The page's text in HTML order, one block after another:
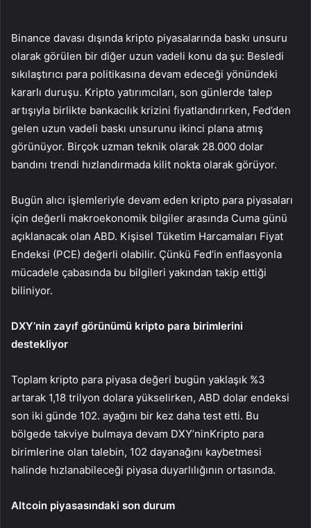
Binance davası dışında kripto piyasalarında baskı unsuru
olarak görülen bir diğer uzun vadeli konu da şu: Besledi
sıkılaştırıcı para politikasına devam edeceği yönündeki
kararlı duruşu. Kripto yatırımcıları, son günlerde talep
artışıyla birlikte bankacılık krizini fiyatlandırırken, Fed’den
gelen uzun vadeli baskı unsurunu ikinci plana atmış
görünüyor. Birçok uzman teknik olarak 28.000 dolar
bandını trendi hızlandırmada kilit nokta olarak görüyor.
Bugün alıcı işlemleriyle devam eden kripto para piyasaları
için değerli makroekonomik bilgiler arasında Cuma günü
açıklanacak olan ABD. Kişisel Tüketim Harcamaları Fiyat
Endeksi (PCE) değerli olabilir. Çünkü Fed’in enflasyonla
mücadele çabasında bu bilgileri yakından takip ettiği
biliniyor.
DXY’nin zayıf görünümü kripto para birimlerini
destekliyor
Toplam kripto para piyasa değeri bugün yaklaşık %3
artarak 1,18 trilyon dolara yükselirken, ABD dolar endeksi
son iki günde 102. ayağını bir kez daha test etti. Bu
bölgede takviye bulmaya devam DXY’ninKripto para
birimlerine olan talebin, 102 dayanağını kaybetmesi
halinde hızlanabileceği piyasa duyarlılığının ortasında.
Altcoin piyasasındaki son durum